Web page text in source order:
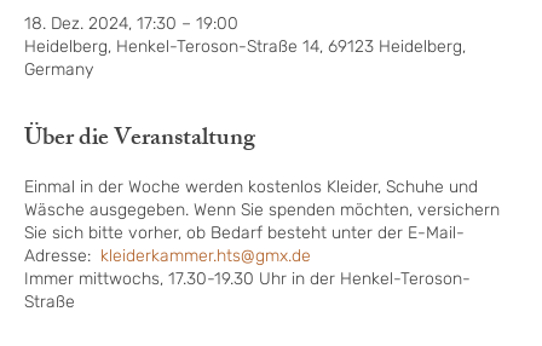
18. Dez. 2024, 17:30 – 19:00
Heidelberg, Henkel-Teroson-Straße 14, 69123 Heidelberg,
Germany
Über die Veranstaltung
Einmal in der Woche werden kostenlos Kleider, Schuhe und
Wäsche ausgegeben. Wenn Sie spenden möchten, versichern
Sie sich bitte vorher, ob Bedarf besteht unter der E-Mail-
Adresse: kleiderkammer.hts@gmx.de
Immer mittwochs, 17.30-19.30 Uhr in der Henkel-Teroson-
Straße